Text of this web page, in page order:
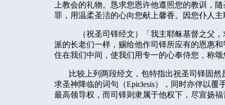
上教会的礼物。恳求您恩许他遵照您的教训，
罪，用温柔圣洁的心向您献上馨香。因您仆人
（祝圣司铎经文）「我主耶稣基督之父
派的长老们一样，赐给他作司铎所应有的恩惠
住在我们中间，使我们用专一的心奉侍您，称
比较上列两段经文，包特指出祝圣司铎固
求圣神降临的词句（Epiclesis），同时亦伴以覆
最高领导权，而司铎则隶属于他权下，尽宣扬